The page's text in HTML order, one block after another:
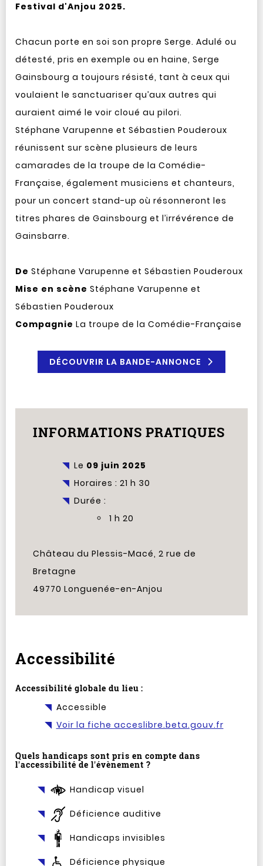
Festival d'Anjou 2025.
Chacun porte en soi son propre Serge. Adulé ou
détesté, pris en exemple ou en haine, Serge
Gainsbourg a toujours résisté, tant à ceux qui
voulaient le sanctuariser qu’aux autres qui
auraient aimé le voir cloué au pilori.
Stéphane Varupenne et Sébastien Pouderoux
réunissent sur scène plusieurs de leurs
camarades de la troupe de la Comédie-
Française, également musiciens et chanteurs,
pour un concert stand-up où résonneront les
titres phares de Gainsbourg et l’irrévérence de
Gainsbarre.
De Stéphane Varupenne et Sébastien Pouderoux
Mise en scène Stéphane Varupenne et
Sébastien Pouderoux
Compagnie La troupe de la Comédie-Française
DÉCOUVRIR LA BANDE-ANNONCE
INFORMATIONS PRATIQUES
Le 09 juin 2025
Horaires : 21 h 30
Durée :
1 h 20
Château du Plessis-Macé, 2 rue de
Bretagne
49770 Longuenée-en-Anjou
Accessibilité
Accessibilité globale du lieu :
Accessible
Voir la fiche acceslibre.beta.gouv.fr
Quels handicaps sont pris en compte dans
l'accessibilité de l'évènement ?
Handicap visuel
Déficience auditive
Handicaps invisibles
Déficience physique